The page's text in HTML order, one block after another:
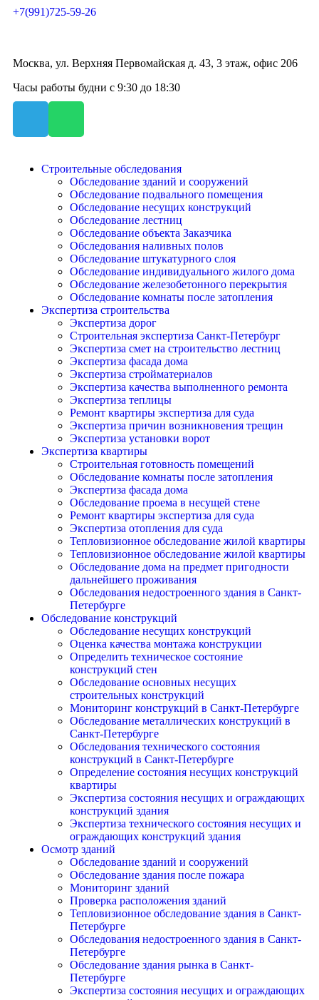
+7(991)725-59-26
Москва, ул. Верхняя Первомайская д. 43, 3 этаж, офис 206
Часы работы будни с 9:30 до 18:30
Строительные обследования
Обследование зданий и сооружений
Обследование подвального помещения
Обследование несущих конструкций
Обследование лестниц
Обследование объекта Заказчика
Обследования наливных полов
Обследование штукатурного слоя
Обследование индивидуального жилого дома
Обследование железобетонного перекрытия
Обследование комнаты после затопления
Экспертиза строительства
Экспертиза дорог
Строительная экспертиза Санкт-Петербург
Экспертиза смет на строительство лестниц
Экспертиза фасада дома
Экспертиза стройматериалов
Экспертиза качества выполненного ремонта
Экспертиза теплицы
Ремонт квартиры экспертиза для суда
Экспертиза причин возникновения трещин
Экспертиза установки ворот
Экспертиза квартиры
Строительная готовность помещений
Обследование комнаты после затопления
Экспертиза фасада дома
Обследование проема в несущей стене
Ремонт квартиры экспертиза для суда
Экспертиза отопления для суда
Тепловизионное обследование жилой квартиры
Тепловизионное обследование жилой квартиры
Обследование дома на предмет пригодности
дальнейшего проживания
Обследования недостроенного здания в Санкт-
Петербурге
Обследование конструкций
Обследование несущих конструкций
Оценка качества монтажа конструкции
Определить техническое состояние
конструкций стен
Обследование основных несущих
строительных конструкций
Мониторинг конструкций в Санкт-Петербурге
Обследование металлических конструкций в
Санкт-Петербурге
Обследования технического состояния
конструкций в Санкт-Петербурге
Определение состояния несущих конструкций
квартиры
Экспертиза состояния несущих и ограждающих
конструкций здания
Экспертиза технического состояния несущих и
ограждающих конструкций здания
Осмотр зданий
Обследование зданий и сооружений
Обследование здания после пожара
Мониторинг зданий
Проверка расположения зданий
Тепловизионное обследование здания в Санкт-
Петербурге
Обследования недостроенного здания в Санкт-
Петербурге
Обследование здания рынка в Санкт-
Петербурге
Экспертиза состояния несущих и ограждающих